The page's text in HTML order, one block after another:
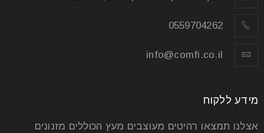
0559704262
info@comfi.co.il
מידע ללקוח
אצלנו תמצאו רהיטים מעוצבים מעץ הכוללים מזנונים